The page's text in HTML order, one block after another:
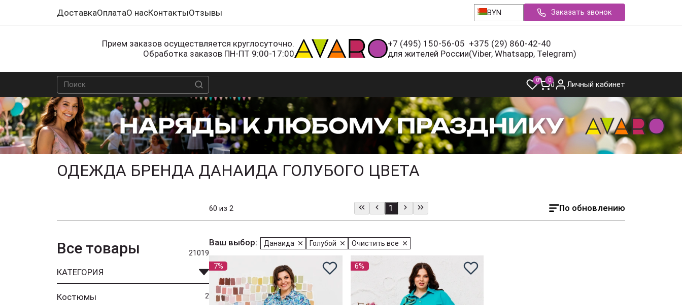
ДоставкаОплатаО насКонтактыОтзывы BYN Заказать звонок
Прием заказов осуществляется круглосуточно.
Обработка заказов ПН-ПТ 9:00-17:00
+7 (495) 150-56-05
для жителей России
+375 (29) 860-42-40
(Viber, Whatsapp, Telegram)
0 00 Личный кабинет
ОДЕЖДА БРЕНДА ДАНАИДА ГОЛУБОГО ЦВЕТА
60 из 2 По обновлению
1
Все товары 21019
КАТЕГОРИЯ
Костюмы 2
Ваш выбор: Данаида Голубой Очистить все
7% 6%